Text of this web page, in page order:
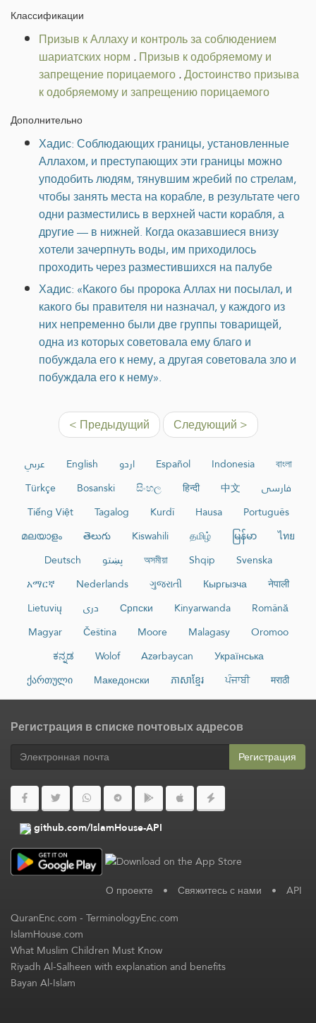
Классификации
Призыв к Аллаху и контроль за соблюдением
шариатских норм .Призыв к одобряемому и
запрещение порицаемого.Достоинство призыва
к одобряемому и запрещению порицаемого
Дополнительно
Хадис: Соблюдающих границы, установленные
Аллахом, и преступающих эти границы можно
уподобить людям, тянувшим жребий по стрелам,
чтобы занять места на корабле, в результате чего
одни разместились в верхней части корабля, а
другие — в нижней. Когда оказавшиеся внизу
хотели зачерпнуть воды, им приходилось
проходить через разместившихся на палубе
Хадис: «Какого бы пророка Аллах ни посылал, и
какого бы правителя ни назначал, у каждого из
них непременно были две группы товарищей,
одна из которых советовала ему благо и
побуждала его к нему, а другая советовала зло и
побуждала его к нему».
< Предыдущий Следующий >
عربي English اردو Español Indonesia
বাংলা
Türkçe
Bosanski සිංහල हिन्दी 中文
فارسی
Tiếng Việt
Tagalog Kurdî Hausa
Português
മലയാളം
తెలుగు Kiswahili தமிழ் မြန်မာ
ไทย
Deutsch
پښتو অসমীয়া Shqip
Svenska
አማርኛ
Nederlands ગુજરાતી Кыргызча
नेपाली
Lietuvių
دری Српски Kinyarwanda
Română
Magyar
Čeština Moore Malagasy
Oromoo
ಕನ್ನಡ
Wolof Azərbaycan
Українська
ქართული
Македонски ភាសាខ្មែរ ਪੰਜਾਬੀ मराठी
Регистрация в списке почтовых адресов
Регистрация
github.com/IslamHouse-API
О проекте • Свяжитесь с нами • API
QuranEnc.com-TerminologyEnc.com
IslamHouse.com
What Muslim Children Must Know
Riyadh Al-Salheen with explanation and benefits
Bayan Al-Islam